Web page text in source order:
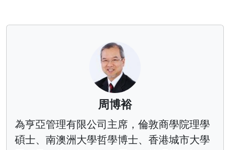
周博裕
為亨亞管理有限公司主席，倫敦商學院理學
碩士、南澳洲大學哲學博士、香港城市大學